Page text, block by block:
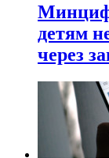
детям
через